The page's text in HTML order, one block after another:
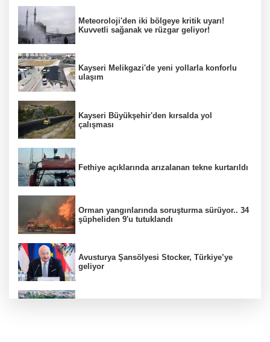
Meteoroloji'den iki bölgeye kritik uyarı!
Kuvvetli sağanak ve rüzgar geliyor!
Kayseri Melikgazi'de yeni yollarla konforlu
ulaşım
Kayseri Büyükşehir'den kırsalda yol
çalışması
Fethiye açıklarında arızalanan tekne kurtarıldı
Orman yangınlarında soruşturma sürüyor.. 34
şüpheliden 9'u tutuklandı
Avusturya Şansölyesi Stocker, Türkiye’ye
geliyor